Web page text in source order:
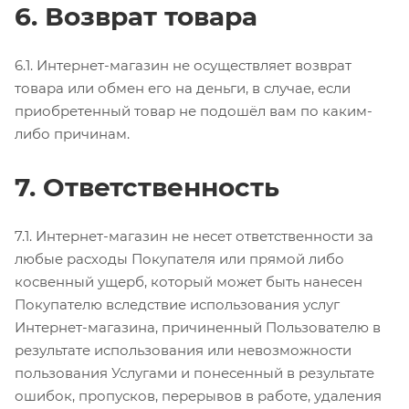
6. Возврат товара
6.1. Интернет-магазин не осуществляет возврат
товара или обмен его на деньги, в случае, если
приобретенный товар не подошёл вам по каким-
либо причинам.
7. Ответственность
7.1. Интернет-магазин не несет ответственности за
любые расходы Покупателя или прямой либо
косвенный ущерб, который может быть нанесен
Покупателю вследствие использования услуг
Интернет-магазина, причиненный Пользователю в
результате использования или невозможности
пользования Услугами и понесенный в результате
ошибок, пропусков, перерывов в работе, удаления